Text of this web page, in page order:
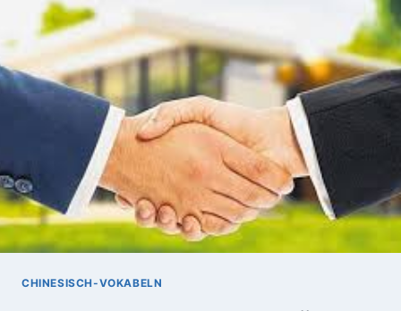
HAUS
UND
WOHNUNG
CHINESISCH-VOKABELN